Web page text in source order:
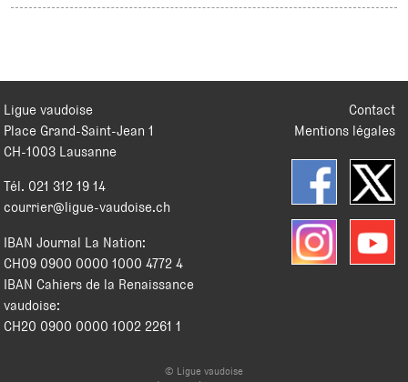
Contact
Mentions légales
Ligue vaudoise
Place Grand-Saint-Jean 1
CH-1003 Lausanne
Tél. 021 312 19 14
courrier@ligue-vaudoise.ch
IBAN Journal La Nation:
CH09 0900 0000 1000 4772 4
IBAN Cahiers de la Renaissance
vaudoise:
CH20 0900 0000 1002 2261 1
© Ligue vaudoise